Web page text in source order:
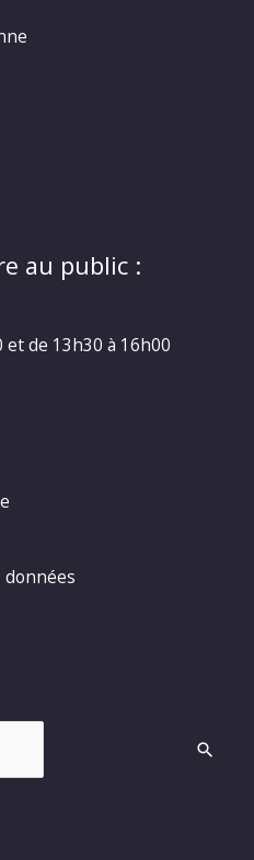
au public :
de 13h30 à 16h00